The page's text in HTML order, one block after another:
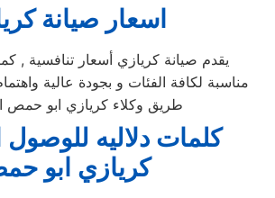
اسعار صيانة
يقدم صيانة كريازي أسعار تنافسية ,
مناسبة لكافة الفئات و بجودة عالية
طريق وكلاء كريازي ابو حمص
كلمات دلاليه للوصول
كريازي ابو